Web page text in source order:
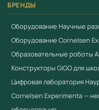
Смотрите также
Базовый
проектирования и
Ресурсный набор для
и соревновательной
Программное
БРЕНДЫ
Оборудование Научные
Оборудование Cornelsen
Образовательные роботы
Конструкторы GIGO для
Цифровая лаборатория
Cornelsen Experimenta —